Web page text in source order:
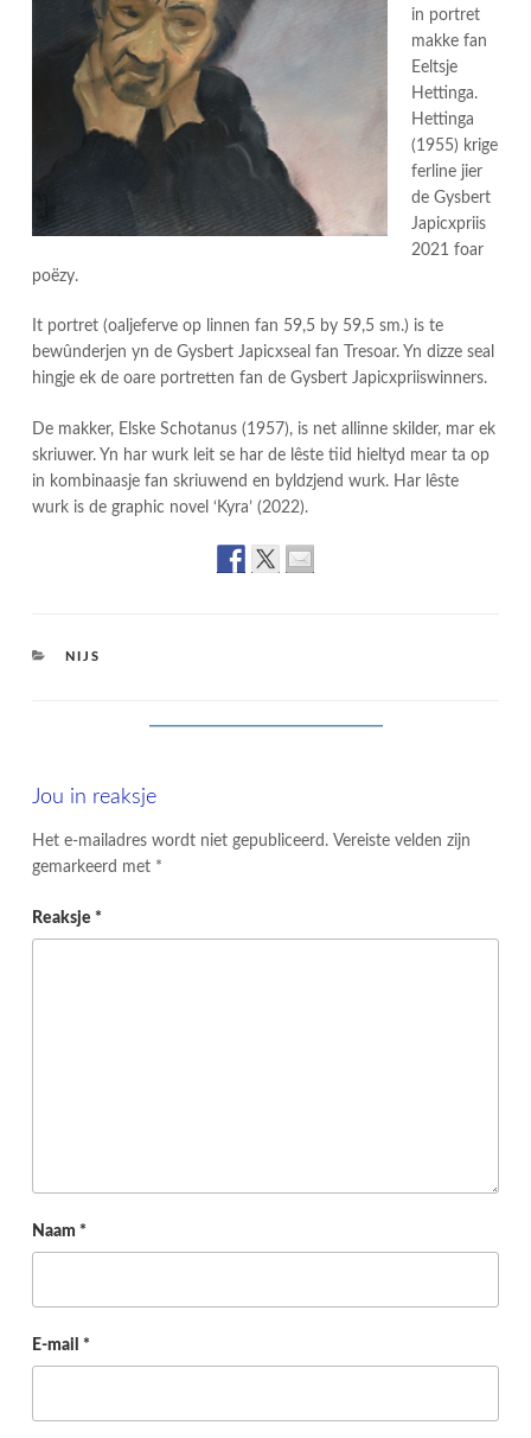
in portret
makke fan
Eeltsje
Hettinga.
Hettinga
(1955) krige
ferline jier
de Gysbert
Japicxpriis
2021 foar
poëzy.
It portret (oaljeferve op linnen fan 59,5 by 59,5 sm.) is te
bewûnderjen yn de Gysbert Japicxseal fan Tresoar. Yn dizze seal
hingje ek de oare portretten fan de Gysbert Japicxpriiswinners.
De makker, Elske Schotanus (1957), is net allinne skilder, mar ek
skriuwer. Yn har wurk leit se har de lêste tiid hieltyd mear ta op
in kombinaasje fan skriuwend en byldzjend wurk. Har lêste
wurk is de graphic novel ‘Kyra’ (2022).
CATEGORIES
NIJS
Jou in reaksje
Het e-mailadres wordt niet gepubliceerd. Vereiste velden zijn
gemarkeerd met *
Reaksje *
Naam *
E-mail *